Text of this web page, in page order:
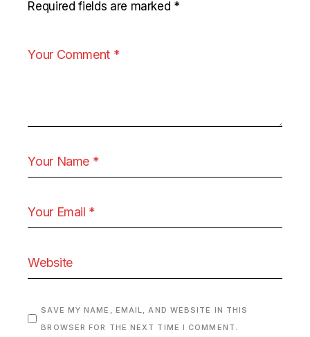
Required fields are marked *
SAVE MY NAME, EMAIL, AND WEBSITE IN THIS
BROWSER FOR THE NEXT TIME I COMMENT.